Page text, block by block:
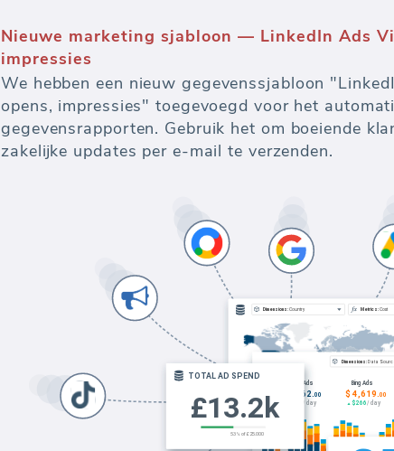
Jouw marketing Data Hub
Krachtige ondersteuning voor al jouw marketing
data warehouse systemen - van data-
visualisatie en -export.